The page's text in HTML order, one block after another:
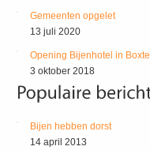
Gemeenten opgelet
13 juli 2020
Opening Bijenhotel in Boxtel
3 oktober 2018
Bijen hebben dorst
14 april 2013